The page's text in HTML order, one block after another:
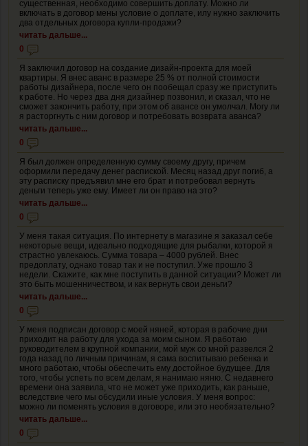
существенная, необходимо совершить доплату. Можно ли
включать в договор мены условие о доплате, илу нужно заключить
два отдельных договора купли-продажи?
читать дальше...
0
Я заключил договор на создание дизайн-проекта для моей
квартиры. Я внес аванс в размере 25 % от полной стоимости
работы дизайнера, после чего он пообещал сразу же приступить
к работе. Но через два дня дизайнер позвонил, и сказал, что не
сможет закончить работу, при этом об авансе он умолчал. Могу ли
я расторгнуть с ним договор и потребовать возврата аванса?
читать дальше...
0
Я был должен определенную сумму своему другу, причем
оформили передачу денег распиской. Месяц назад друг погиб, а
эту расписку предъявил мне его брат и потребовал вернуть
деньги теперь уже ему. Имеет ли он право на это?
читать дальше...
0
У меня такая ситуация. По интернету в магазине я заказал себе
некоторые вещи, идеально подходящие для рыбалки, которой я
страстно увлекаюсь. Сумма товара – 4000 рублей. Внес
предоплату, однако товар так и не поступил. Уже прошло 3
недели. Скажите, как мне поступить в данной ситуации? Может ли
это быть мошенничеством, и как вернуть свои деньги?
читать дальше...
0
У меня подписан договор с моей няней, которая в рабочие дни
приходит на работу для ухода за моим сыном. Я работаю
руководителем в крупной компании, мой муж со мной развелся 2
года назад по личным причинам, я сама воспитываю ребенка и
много работаю, чтобы обеспечить ему достойное будущее. Для
того, чтобы успеть по всем делам, я нанимаю няню. С недавнего
времени она заявила, что не может уже приходить, как раньше,
вследствие чего мы обсудили иные условия. У меня вопрос:
можно ли поменять условия в договоре, или это необязательно?
читать дальше...
0